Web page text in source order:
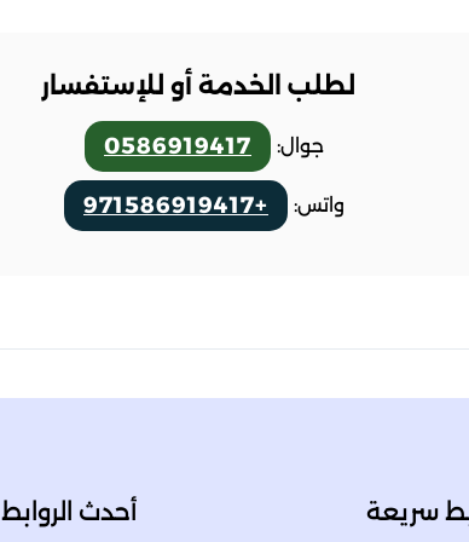
لطلب الخدمة أو للإستفسار
جوال: 0586919417
واتس: +971586919417
سريعة أحدث الروابط